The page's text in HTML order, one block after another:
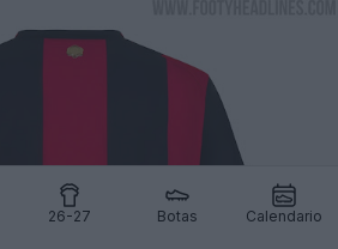
26-27 Botas Calendario